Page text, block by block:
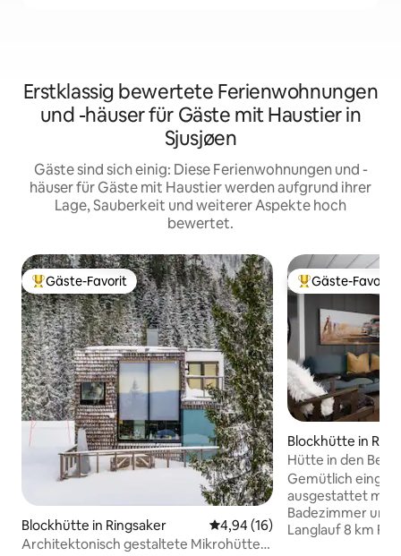
Erstklassig bewertete Ferienwohnungen
und -häuser für Gäste mit Haustier in
Sjusjøen
Gäste sind sich einig: Diese Ferienwohnungen und -
häuser für Gäste mit Haustier werden aufgrund ihrer
Lage, Sauberkeit und weiterer Aspekte hoch
bewertet.
Beliebter Gäste-Favorit.
Gäste-Favorit
Blockhütte in Ringsaker Durchschnittliche Bewertung:
4,94 (16)
Architektonisch gestaltete Mikrohütte
Beliebter Gäste-
Gäste-Favorit
Blockhütte in
Hütte in den
der Nähe von
Gemütlich
ausgestattet mit
Badezimmer und Dusche.
Langlauf 8 km